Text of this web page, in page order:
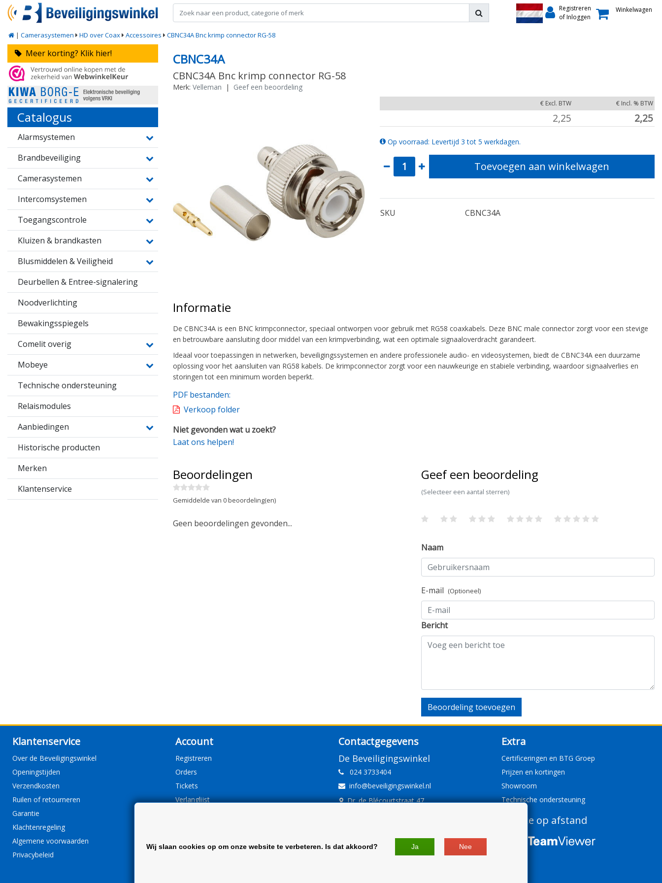
Registreren
of Inloggen
Winkelwagen
| Camerasystemen HD over Coax Accessoires CBNC34A Bnc krimp connector RG-58
Meer korting? Klik hier!
Catalogus
Alarmsystemen
Brandbeveiliging
Camerasystemen
Intercomsystemen
Toegangscontrole
Kluizen & brandkasten
Blusmiddelen & Veiligheid
Deurbellen & Entree-signalering
Noodverlichting
Bewakingsspiegels
Comelit overig
Mobeye
Technische ondersteuning
Relaismodules
Aanbiedingen
Historische producten
Merken
Klantenservice
CBNC34A
CBNC34A Bnc krimp connector RG-58
Merk: Velleman | Geef een beoordeling
€ Excl. BTW € Incl. % BTW
2,25 2,25
Op voorraad: Levertijd 3 tot 5 werkdagen.
Toevoegen aan winkelwagen
SKU CBNC34A
Informatie
De CBNC34A is een BNC krimpconnector, speciaal ontworpen voor gebruik met RG58 coaxkabels. Deze BNC male connector zorgt voor een stevige
en betrouwbare aansluiting door middel van een krimpverbinding, wat een optimale signaaloverdracht garandeert.
Ideaal voor toepassingen in netwerken, beveiligingssystemen en andere professionele audio- en videosystemen, biedt de CBNC34A een duurzame
oplossing voor het aansluiten van RG58 kabels. De krimpconnector zorgt voor een nauwkeurige en stabiele verbinding, waardoor signaalverlies en
storingen tot een minimum worden beperkt.
PDF bestanden:
Verkoop folder
Niet gevonden wat u zoekt?
Laat ons helpen!
Beoordelingen
Gemiddelde van 0 beoordeling(en)
Geen beoordelingen gevonden...
Geef een beoordeling
(Selecteer een aantal sterren)
Naam
E-mail (Optioneel)
Bericht
Beoordeling toevoegen
Klantenservice
Over de Beveiligingswinkel
Openingstijden
Verzendkosten
Ruilen of retourneren
Garantie
Klachtenregeling
Algemene voorwaarden
Privacybeleid
Account
Registreren
Orders
Tickets
Verlanglijst
Contactgegevens
De Beveiligingswinkel
024 3733404
info@beveiligingswinkel.nl
Dr. de Blécourtstraat 47
BTW: NL 81.60.68.707.B01
Extra
Certificeringen en BTG Groep
Prijzen en kortingen
Showroom
Technische ondersteuning
Service op afstand
Wij slaan cookies op om onze website te verbeteren. Is dat akkoord? Ja Nee